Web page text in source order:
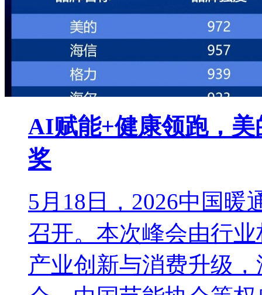
AI赋能+健康领跑，
奖
5月18日，2026中国暖
召开。本次峰会由行
产业创新与消费升级